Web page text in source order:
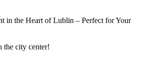
in the Heart of Lublin – Perfect for Your
the city center!